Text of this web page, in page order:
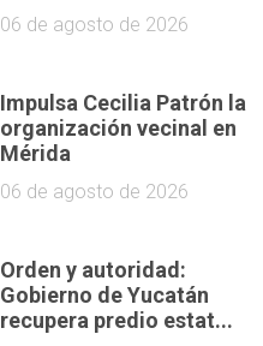
06 de agosto de 2026
Impulsa Cecilia Patrón la
organización vecinal en
Mérida
06 de agosto de 2026
Orden y autoridad:
Gobierno de Yucatán
recupera predio estat...